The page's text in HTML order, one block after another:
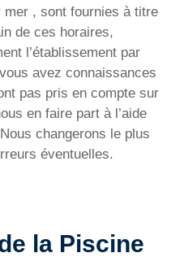
, sont fournies à titre
de ces horaires,
l’établissement par
avez connaissances
pas pris en compte sur
en faire part à l’aide
changerons le plus
éventuelles.
la Piscine